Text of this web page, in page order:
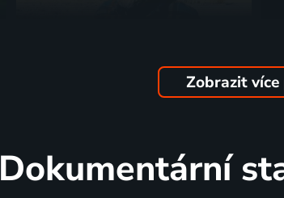
Zobrazit
Dokumentární